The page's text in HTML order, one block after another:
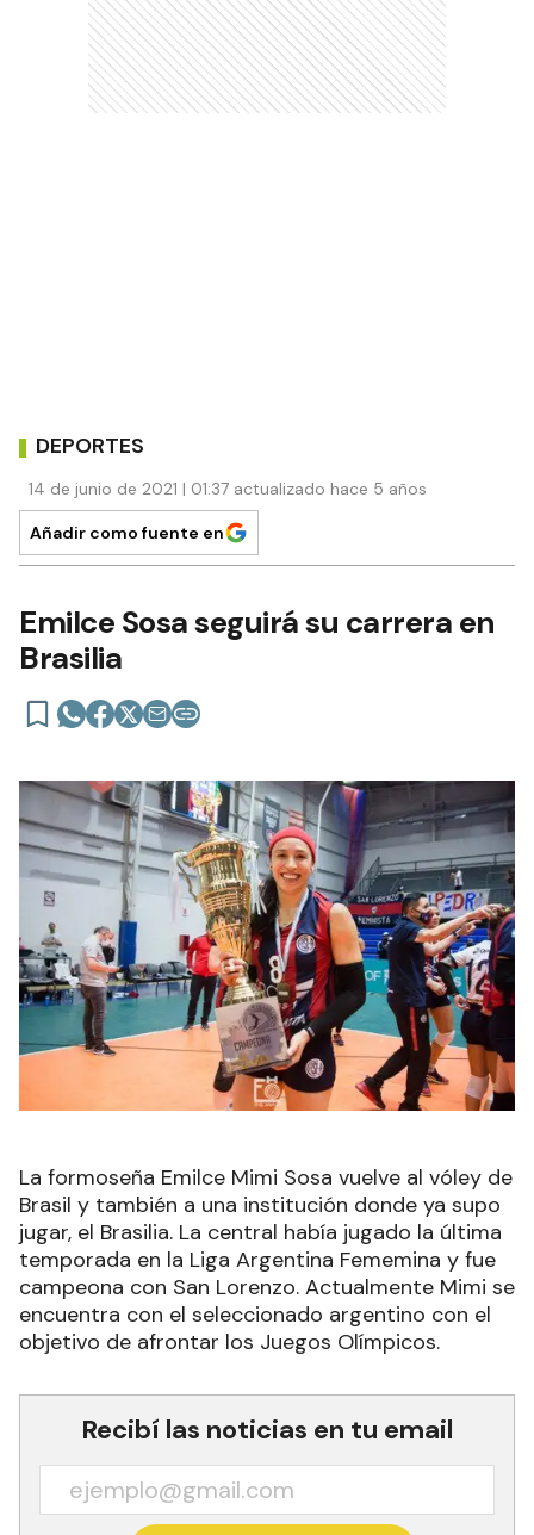
DEPORTES
14 de junio de 2021 | 01:37 actualizado hace 5 años
Añadir como fuente en
Emilce Sosa seguirá su carrera en
Brasilia
La formoseña Emilce Mimi Sosa vuelve al vóley de
Brasil y también a una institución donde ya supo
jugar, el Brasilia. La central había jugado la última
temporada en la Liga Argentina Fememina y fue
campeona con San Lorenzo. Actualmente Mimi se
encuentra con el seleccionado argentino con el
objetivo de afrontar los Juegos Olímpicos.
Recibí las noticias en tu email